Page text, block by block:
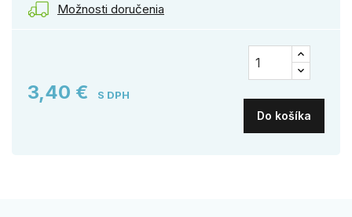
Možnosti doručenia
3,40 € S DPH
Do košíka